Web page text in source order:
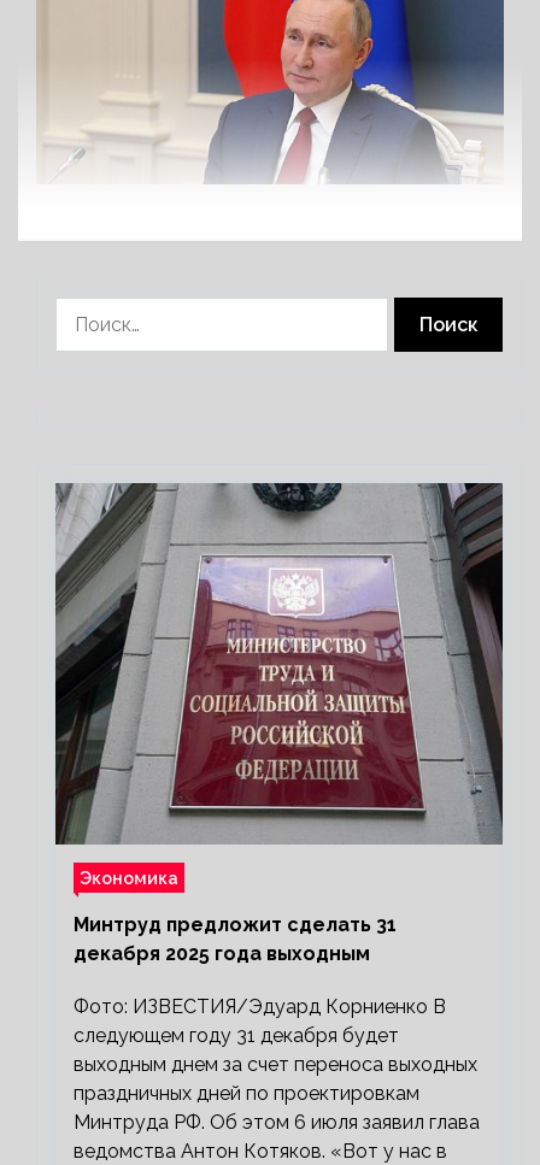
Экономика
Минтруд предложит сделать 31
декабря 2025 года выходным
Фото: ИЗВЕСТИЯ/Эдуард Корниенко В
следующем году 31 декабря будет
выходным днем за счет переноса выходных
праздничных дней по проектировкам
Минтруда РФ. Об этом 6 июля заявил глава
ведомства Антон Котяков. «Вот у нас в